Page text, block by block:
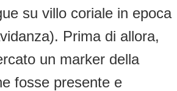
su villo coriale in epoca
Prima di allora,
un marker della
fosse presente e